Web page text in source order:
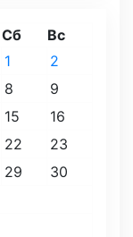
Сб Вс
1
2
8
9
15
16
22
23
29
30